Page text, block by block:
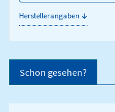
Herstellerangaben↓
Schon gesehen?